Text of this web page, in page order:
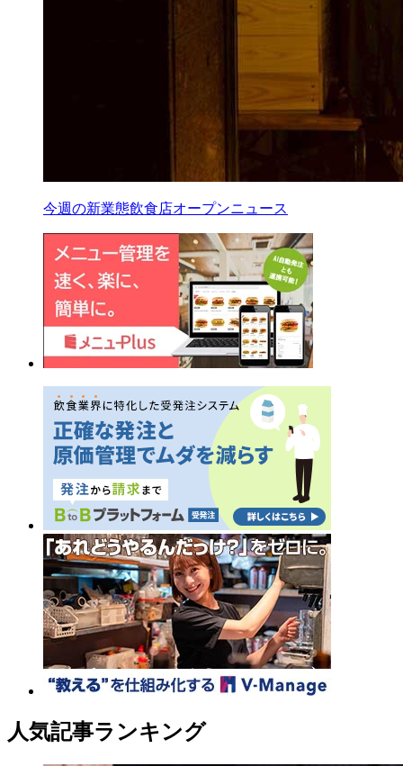
今週の新業態飲食店オープンニュース
人気記事ランキング